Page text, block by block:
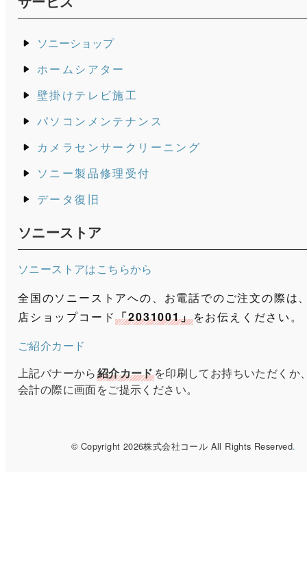
ソニーショップ
ホームシアター
壁掛けテレビ施工
パソコンメンテナンス
カメラセンサークリーニング
ソニー製品修理受付
データ復旧
ソニーストア
ソニーストアはこちらから
全国のソニーストアへの、お電話でのご注文の際は
店ショップコード「2031001」をお伝えください。
ご紹介カード
上記バナーから紹介カードを印刷してお持ちいただくか
会計の際に画面をご提示ください。
© Copyright 2026株式会社コール All Rights Reserved.